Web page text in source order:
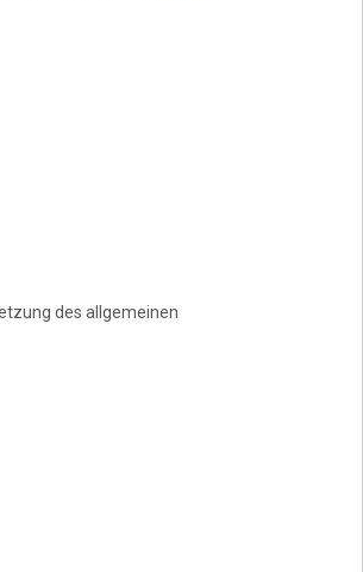
des allgemeinen